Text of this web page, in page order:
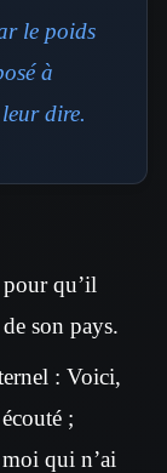
le poids
à
dire.
qu’il
son pays.
: Voici,
;
qui n’ai